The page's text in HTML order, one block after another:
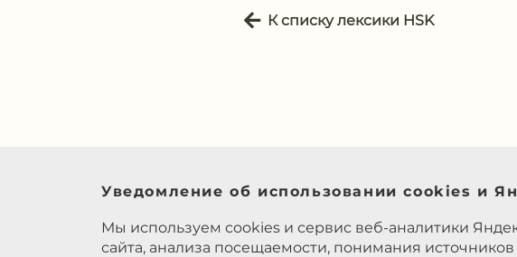
К списку лексики HSK
Уведомление об использовании cookies и
Мы используем cookies и сервис веб-аналитики
сайта, анализа посещаемости, понимания